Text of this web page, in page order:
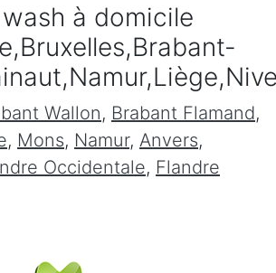
à domicile
Wallon, Brabant Flamand,
, Mons, Namur, Anvers,
Occidentale, Flandre